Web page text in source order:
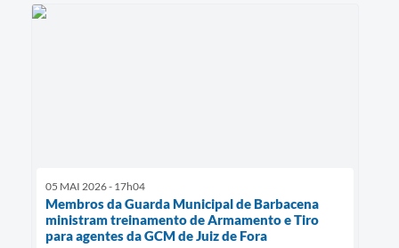
05 MAI 2026 - 17h04
Membros da Guarda Municipal de Barbacena
ministram treinamento de Armamento e Tiro
para agentes da GCM de Juiz de Fora